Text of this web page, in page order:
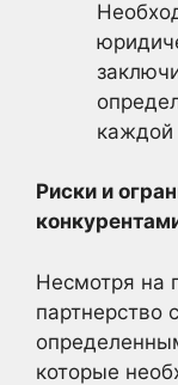
каждой
Риски и
Несмотря на
партнерство
которые